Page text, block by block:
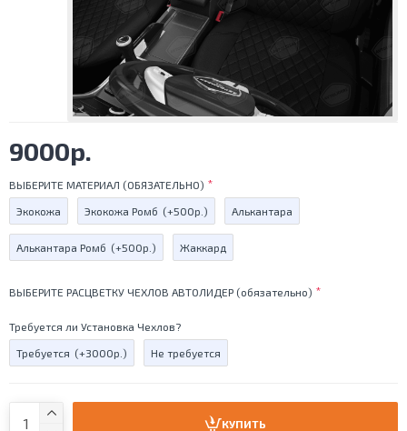
9000р.
ВЫБЕРИТЕ МАТЕРИАЛ (ОБЯЗАТЕЛЬНО)
Экокожа Экокожа Ромб (+500р.) Алькантара
Алькантара Ромб (+500р.) Жаккард
ВЫБЕРИТЕ РАСЦВЕТКУ ЧЕХЛОВ АВТОЛИДЕР (обязательно)
Требуется ли Установка Чехлов?
Требуется (+3000р.) Не требуется
КУПИТЬ